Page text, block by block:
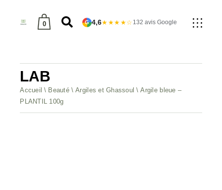
0
dans le panier.
G 4,6★★★★☆ 132 avis Google
LAB
Accueil Beauté Argiles et Ghassoul
Argile bleue –
PLANTIL 100g